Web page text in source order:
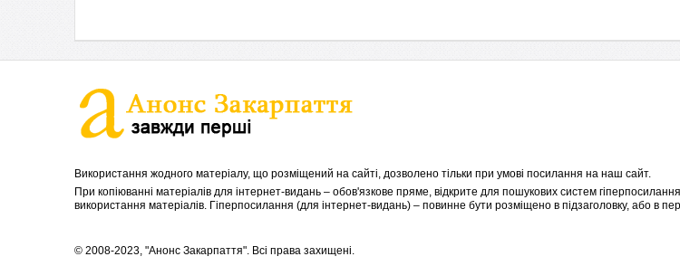
Використання жодного матеріалу, що розміщений на сайті, дозволено тільки при умові посилання на наш сайт.
При копіюванні матеріалів для інтернет-видань – обов'язкове пряме, відкрите для пошукових систем
використання матеріалів. Гіперпосилання (для інтернет-видань) – повинне бути розміщено в підзаголовку, або в
© 2008-2023, "Анонс Закарпаття". Всі права захищені.